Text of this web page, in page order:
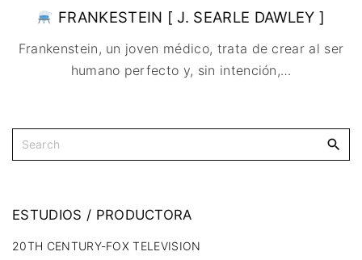
FRANKESTEIN [ J. SEARLE DAWLEY ]
Frankenstein, un joven médico, trata de crear al ser
humano perfecto y, sin intención,…
ESTUDIOS / PRODUCTORA
20TH CENTURY-FOX TELEVISION